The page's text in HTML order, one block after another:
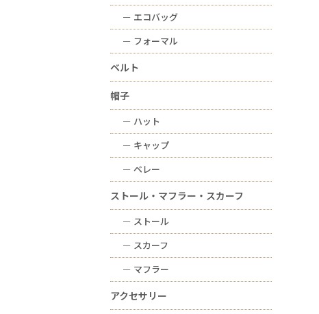
ー エコバッグ
ー フォーマル
ベルト
帽子
ー ハット
ー キャップ
ー ベレー
ストール・マフラー・スカーフ
ー ストール
ー スカーフ
ー マフラー
アクセサリー